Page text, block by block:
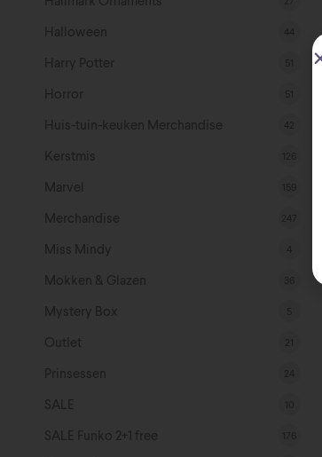
Halloween
Harry Potter
Horror
Huis-tuin-keuken Merchandise
Kerstmis
Marvel
Merchandise
Miss Mindy
Mokken & Glazen
Mystery Box
Outlet
Prinsessen
SALE
SALE Funko 2+1 free